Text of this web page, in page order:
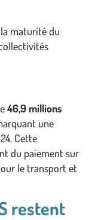
maturité du
46,9 millions
une
Cette
du paiement sur
le transport et
restent